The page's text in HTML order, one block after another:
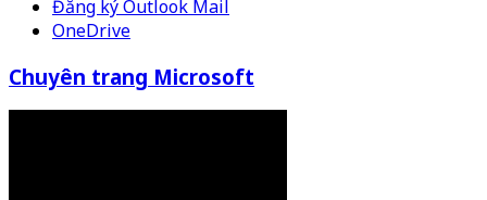
Đăng ký Outlook Mail
OneDrive
Chuyên trang Microsoft